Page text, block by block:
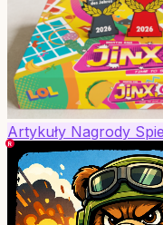
Artykuły Nagrody